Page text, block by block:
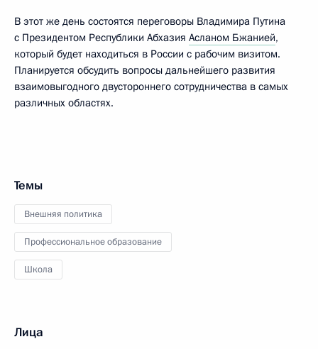
В этот же день состоятся переговоры Владимира Путина
с Президентом Республики Абхазия Асланом Бжанией,
который будет находиться в России с рабочим визитом.
Планируется обсудить вопросы дальнейшего развития
взаимовыгодного двустороннего сотрудничества в самых
различных областях.
Темы
Внешняя политика
Профессиональное образование
Школа
Лица